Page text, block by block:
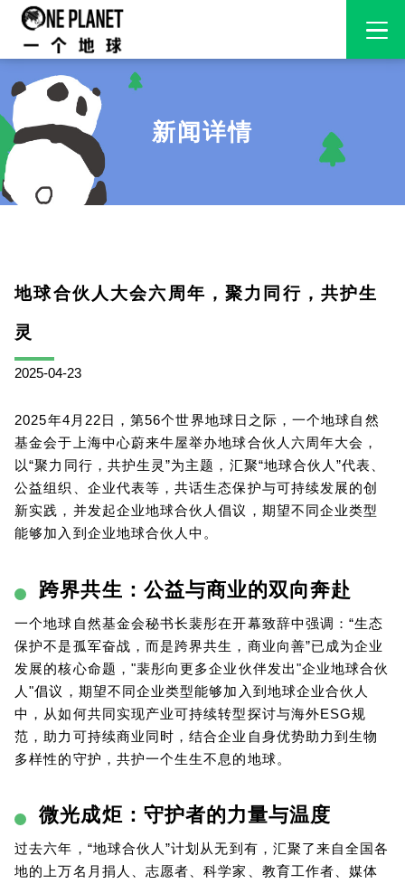
新闻详情
地球合伙人大会六周年，聚力同行，共护生
灵
2025-04-23
2025年4月22日，第56个世界地球日之际，一个地球自然
基金会于上海中心蔚来牛屋举办地球合伙人六周年大会，
以“聚力同行，共护生灵”为主题，汇聚“地球合伙人”代表、
公益组织、企业代表等，共话生态保护与可持续发展的创
新实践，并发起企业地球合伙人倡议，期望不同企业类型
能够加入到企业地球合伙人中。
跨界共生：公益与商业的双向奔赴
一个地球自然基金会秘书长裴彤在开幕致辞中强调：“生态
保护不是孤军奋战，而是跨界共生，商业向善”已成为企业
发展的核心命题，"裴彤向更多企业伙伴发出"企业地球合伙
人"倡议，期望不同企业类型能够加入到地球企业合伙人
中，从如何共同实现产业可持续转型探讨与海外ESG规
范，助力可持续商业同时，结合企业自身优势助力到生物
多样性的守护，共护一个生生不息的地球。
微光成炬：守护者的力量与温度
过去六年，“地球合伙人”计划从无到有，汇聚了来自全国各
地的上万名月捐人、志愿者、科学家、教育工作者、媒体